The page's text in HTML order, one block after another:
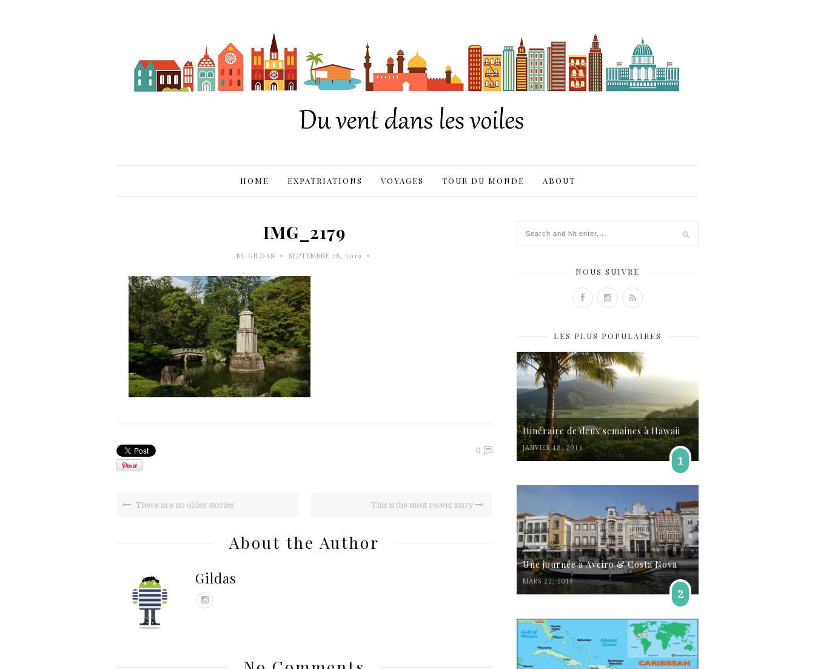
HOME EXPATRIATIONS VOYAGES TOUR DU MONDE ABOUT
IMG_2179
BY GILDAS • SEPTEMBRE 28, 2019 •
0
There are no older stories This is the most recent story
About the Author
Gildas
NOUS SUIVRE
LES PLUS POPULAIRES
Itinéraire de deux semaines à Hawaii
JANVIER 18, 2016
1
Une journée à Aveiro & Costa Nova
MARS 22, 2019
2